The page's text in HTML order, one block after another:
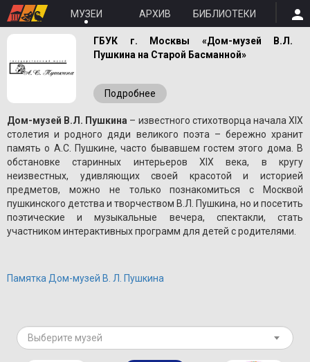
МУЗЕИ АРХИВ БИБЛИОТЕКИ
ГБУК г. Москвы «Дом-музей В.Л.
Пушкина на Старой Басманной»
Подробнее
Дом-музей В.Л. Пушкина – известного стихотворца начала XIX
столетия и родного дяди великого поэта – бережно хранит
память о A.С. Пушкине, часто бывавшем гостем этого дома. В
обстановке старинных интерьеров XIX века, в кругу
неизвестных, удивляющих своей красотой и историей
предметов, можно не только познакомиться с Москвой
пушкинского детства и творчеством В.Л. Пушкина, но и посетить
поэтические и музыкальные вечера, спектакли, стать
участником интерактивных программ для детей с родителями.
Памятка Дом-музей В. Л. Пушкина
Выберите музей